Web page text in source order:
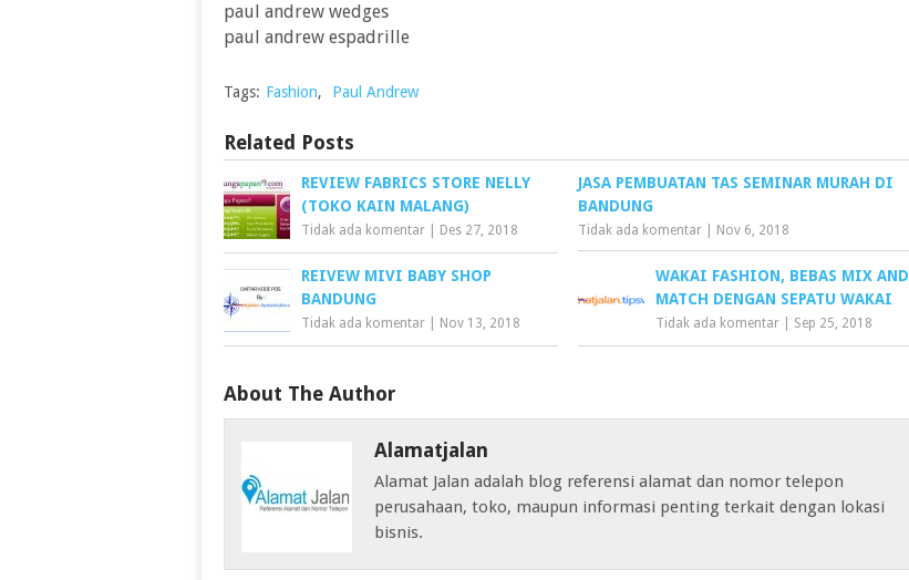
paul andrew wedges
paul andrew espadrille
Tags: Fashion, Paul Andrew
Related Posts
REVIEW FABRICS STORE NELLY
(TOKO KAIN MALANG)
Tidak ada komentar Des 27, 2018
JASA PEMBUATAN TAS SEMINAR MURAH DI
BANDUNG
Tidak ada komentar Nov 6, 2018
REIVEW MIVI BABY SHOP
BANDUNG
Tidak ada komentar Nov 13, 2018
WAKAI FASHION, BEBAS MIX AND
MATCH DENGAN SEPATU WAKAI
Tidak ada komentar Sep 25, 2018
About The Author
Alamatjalan
Alamat Jalan adalah blog referensi alamat dan nomor telepon
perusahaan, toko, maupun informasi penting terkait dengan lokasi
bisnis.